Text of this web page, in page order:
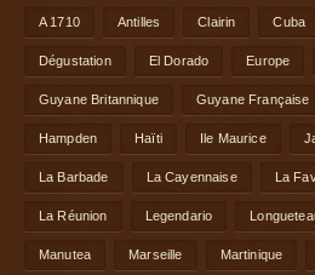
A 1710 Antilles Clairin Cuba
Dégustation El Dorado Europe
Guyane Britannique Guyane Française
Hampden Haïti Ile Maurice
La Barbade La Cayennaise La
La Réunion Legendario
Manutea Marseille Martinique